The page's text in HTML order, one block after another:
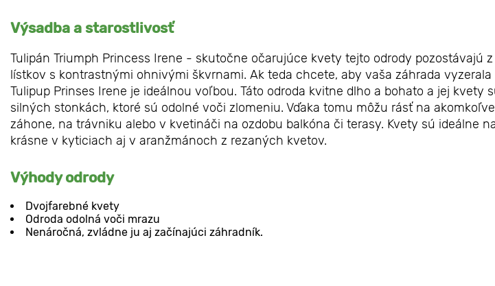
Výsadba a starostlivosť
Tulipán Triumph Princess Irene - skutočne očarujúce kvety tejto odrody pozostávajú
lístkov s kontrastnými ohnivými škvrnami. Ak teda chcete, aby vaša záhrada
Tulipup Prinses Irene je ideálnou voľbou. Táto odroda kvitne dlho a bohato a jej kvety
silných stonkách, ktoré sú odolné voči zlomeniu. Vďaka tomu môžu rásť na
záhone, na trávniku alebo v kvetináči na ozdobu balkóna či terasy. Kvety sú ideálne
krásne v kyticiach aj v aranžmánoch z rezaných kvetov.
Výhody odrody
Dvojfarebné kvety
Odroda odolná voči mrazu
Nenáročná, zvládne ju aj začínajúci záhradník.